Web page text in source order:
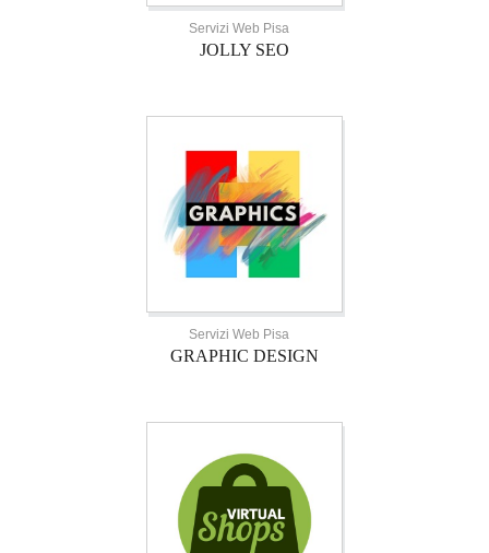
Servizi Web Pisa
JOLLY SEO
Servizi Web Pisa
GRAPHIC DESIGN